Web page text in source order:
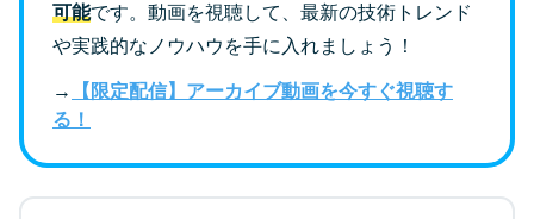
可能です。動画を視聴して、最新の技術トレンド
や実践的なノウハウを手に入れましょう！
→
【限定配信】アーカイブ動画を今すぐ視聴す
る！